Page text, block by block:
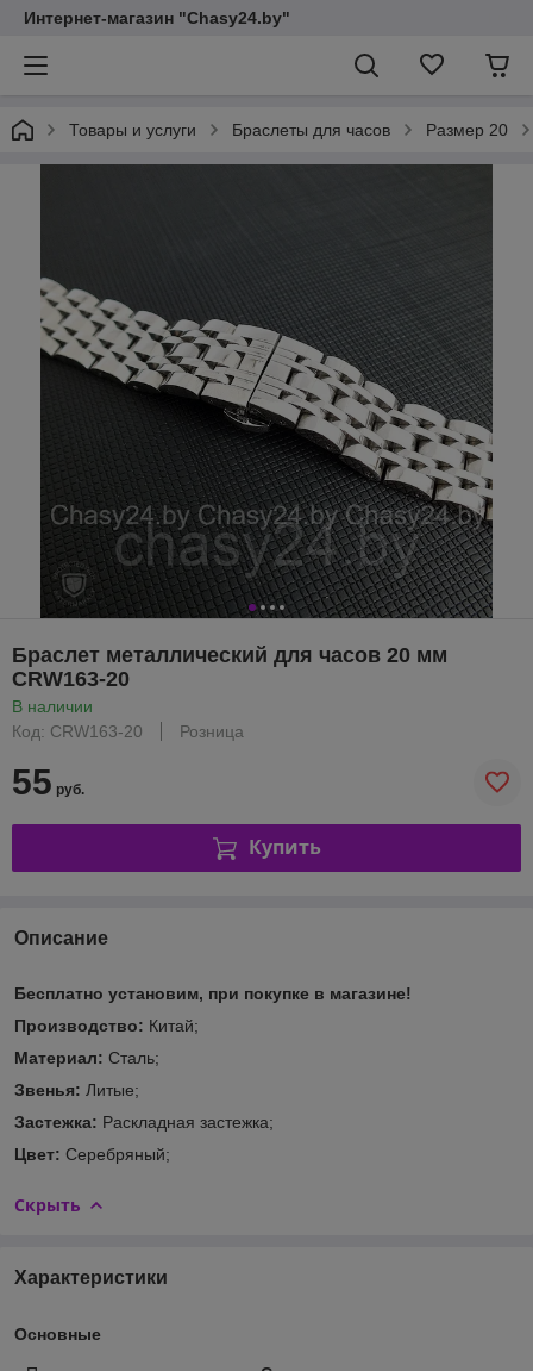
Интернет-магазин "Chasy24.by"
Товары и услуги Браслеты для часов Размер 20
Браслет металлический для часов 20 мм
CRW163-20
В наличии
Код: CRW163-20
Розница
55 руб.
Купить
Описание
Бесплатно установим, при покупке в магазине!
Производство: Китай;
Материал: Сталь;
Звенья: Литые;
Застежка: Раскладная застежка;
Цвет: Серебряный;
Скрыть
Характеристики
Основные